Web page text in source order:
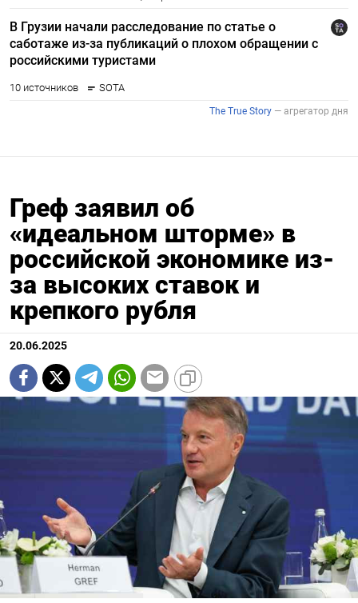
Греф заявил об
«идеальном шторме» в
российской экономике из-
за высоких ставок и
крепкого рубля
20.06.2025